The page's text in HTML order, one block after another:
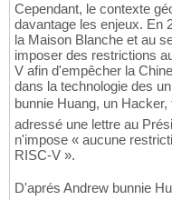
Cependant, le contexte
davantage les enjeux. En
la Maison Blanche et au
imposer des restrictions
V afin d'empêcher la
dans la technologie des
bunnie Huang, un
adressé une lettre au
n'impose « aucune
RISC-V ».
D'aprés Andrew bunnie